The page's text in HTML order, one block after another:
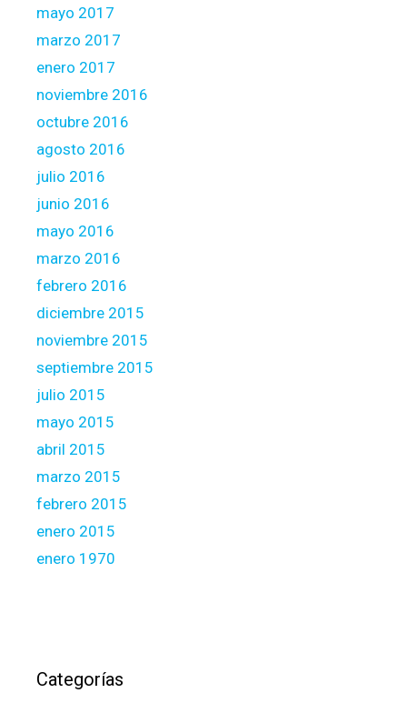
mayo 2017
marzo 2017
enero 2017
noviembre 2016
octubre 2016
agosto 2016
julio 2016
junio 2016
mayo 2016
marzo 2016
febrero 2016
diciembre 2015
noviembre 2015
septiembre 2015
julio 2015
mayo 2015
abril 2015
marzo 2015
febrero 2015
enero 2015
enero 1970
Categorías